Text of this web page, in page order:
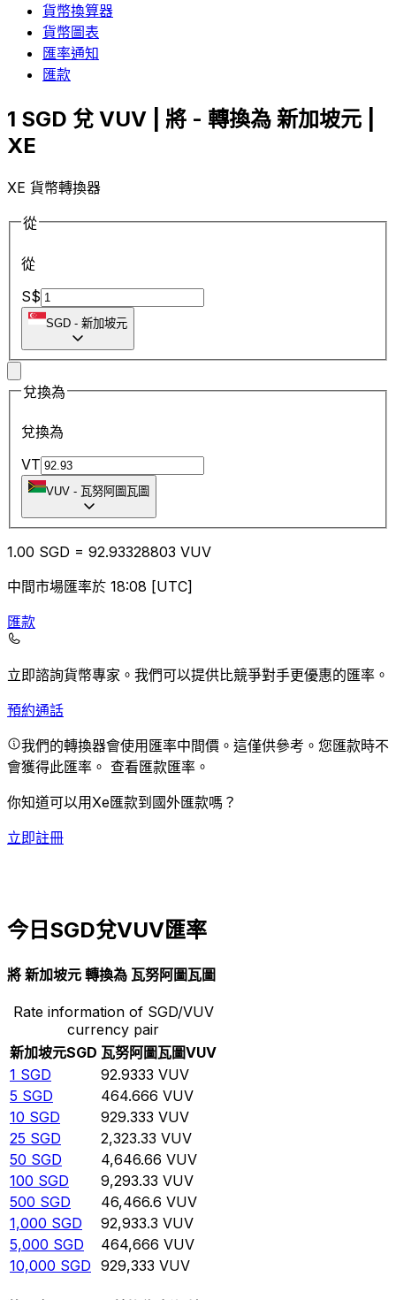
貨幣換算器
貨幣圖表
匯率通知
匯款
1 SGD 兌 VUV | 將 - 轉換為 新加坡元 |
XE
XE 貨幣轉換器
從
從
S$
SGD - 新加坡元
兌換為
兌換為
VT
VUV - 瓦努阿圖瓦圖
1.00 SGD = 92.93328803 VUV
中間市場匯率於 18:08 [UTC]
匯款
立即諮詢貨幣專家。 我們可以提供比競爭對手更優惠的匯率。
預約通話
我們的轉換器會使用匯率中間價。這僅供參考。您匯款時不
會獲得此匯率。 查看匯款匯率。
你知道可以用Xe匯款到國外匯款嗎？
立即註冊
今日SGD兌VUV匯率
將 新加坡元 轉換為 瓦努阿圖瓦圖
Rate information of SGD/VUV
currency pair
新加坡元SGD 瓦努阿圖瓦圖VUV
1 SGD 92.9333 VUV
5 SGD 464.666 VUV
10 SGD 929.333 VUV
25 SGD 2,323.33 VUV
50 SGD 4,646.66 VUV
100 SGD 9,293.33 VUV
500 SGD 46,466.6 VUV
1,000 SGD 92,933.3 VUV
5,000 SGD 464,666 VUV
10,000 SGD 929,333 VUV